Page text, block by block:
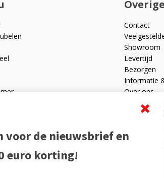
Overige
Contact
Showroom
Levertijd
Bezorgen
Informatie
Over ons
Algemene
Ruilen en
Reviewpolicy
voor de nieuwsbrief en
euro korting!